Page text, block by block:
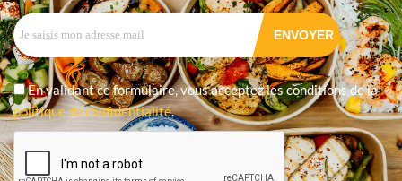
En validant ce formulaire, vous acceptez les conditions de la
politique de confidentialité.